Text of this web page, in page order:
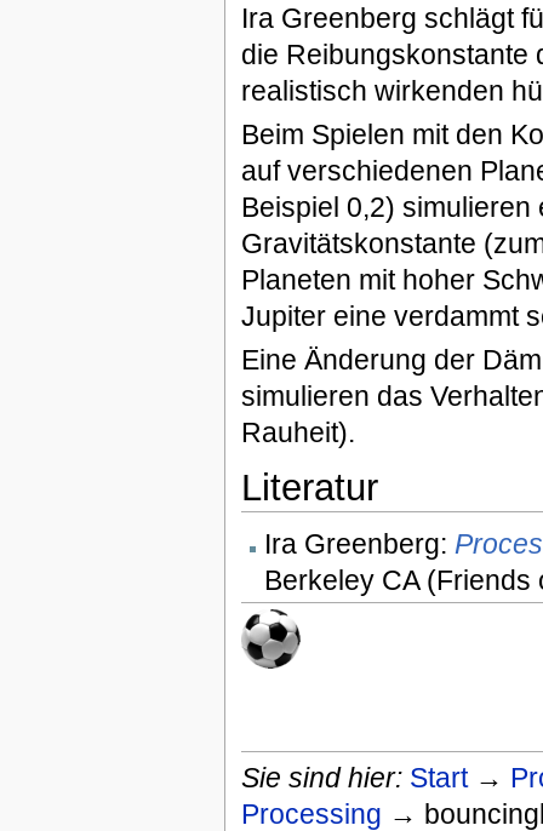
Ira Greenberg schlägt
die Reibungskonstante
realistisch wirkenden
Beim Spielen mit den
auf verschiedenen
Beispiel 0,2) simulieren
Gravitätskonstante
Planeten mit hoher
Jupiter eine verdammt
Eine Änderung der
simulieren das
Rauheit).
Literatur
Ira Greenberg:
Berkeley CA (Friends
Sie sind hier: Start→
Processing →